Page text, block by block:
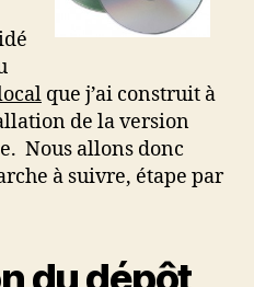
que j’ai construit à
de la version
Nous allons donc
à suivre, étape par